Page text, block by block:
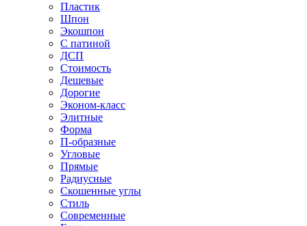
Пластик
Шпон
Экошпон
С патиной
ДСП
Стоимость
Дешевые
Дорогие
Эконом-класс
Элитные
Форма
П-образные
Угловые
Прямые
Радиусные
Скошенные углы
Стиль
Современные